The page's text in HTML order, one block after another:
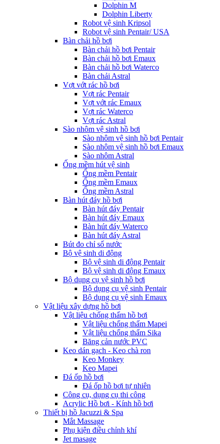
Dolphin M
Dolphin Liberty
Robot vệ sinh Kripsol
Robot vệ sinh Pentair/ USA
Bàn chải hồ bơi
Bàn chải hồ bơi Pentair
Bàn chải hồ bơi Emaux
Bàn chải hồ bơi Waterco
Bàn chải Astral
Vợt vớt rác hồ bơi
Vợt rác Pentair
Vợt vớt rác Emaux
Vợt rác Waterco
Vợt rác Astral
Sào nhôm vệ sinh hồ bơi
Sào nhôm vệ sinh hồ bơi Pentair
Sào nhôm vệ sinh hồ bơi Emaux
Sào nhôm Astral
Ống mềm hút vệ sinh
Ống mềm Pentair
Ống mềm Emaux
Ống mềm Astral
Bàn hút đáy hồ bơi
Bàn hút đáy Pentair
Bàn hút đáy Emaux
Bàn hút đáy Waterco
Bàn hút đáy Astral
Bút đo chỉ số nước
Bộ vệ sinh di động
Bộ vệ sinh di động Pentair
Bộ vệ sinh di động Emaux
Bộ dụng cụ vệ sinh hồ bơi
Bộ dụng cụ vệ sinh Pentair
Bộ dụng cụ vệ sinh Emaux
Vật liệu xây dựng hồ bơi
Vật liệu chống thấm hồ bơi
Vật liệu chống thấm Mapei
Vật liệu chống thấm Sika
Băng cản nước PVC
Keo dán gạch - Keo chà ron
Keo Monkey
Keo Mapei
Đá ốp hồ bơi
Đá ốp hồ bơi tự nhiên
Công cụ, dụng cụ thi công
Acrylic Hồ bơi - Kính hồ bơi
Thiết bị hồ Jacuzzi & Spa
Mắt Massage
Phụ kiện điều chỉnh khí
Jet masage